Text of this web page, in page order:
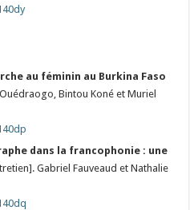
au féminin au Burkina Faso
Bintou Koné et Muriel
dans la francophonie : une
Gabriel Fauveaud et Nathalie